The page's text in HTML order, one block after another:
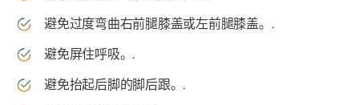
避免过度弯曲右前腿膝盖或左前腿膝盖。.
避免屏住呼吸。.
避免抬起后脚的脚后跟。.